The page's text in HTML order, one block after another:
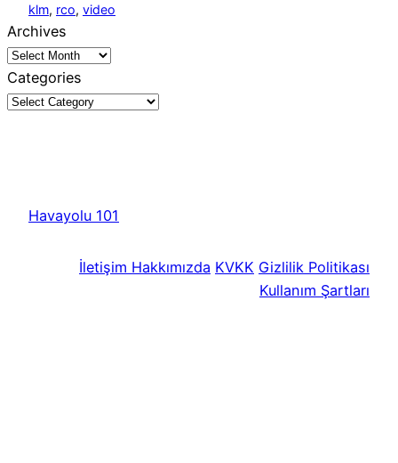
klm, rco, video
Archives
Categories
Havayolu 101
İletişim Hakkımızda KVKK Gizlilik Politikası
Kullanım Şartları